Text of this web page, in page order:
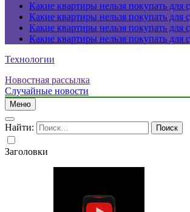
Какие квартиры нельзя покупать для
Какие квартиры нельзя покупать для
Какие квартиры нельзя покупать для
Какие квартиры нельзя покупать для
Технологии
Новостная рассылка
Случайные новости
Меню
Найти:
Заголовки